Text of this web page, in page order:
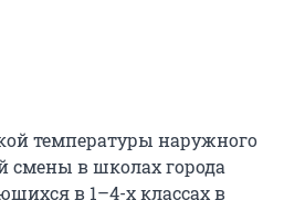
температуры наружного
смены в школах города
в 1–4-х классах в